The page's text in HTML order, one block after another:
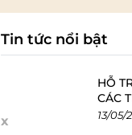
Tin tức nổi bật
HỖ
CÁC
13/05/
x